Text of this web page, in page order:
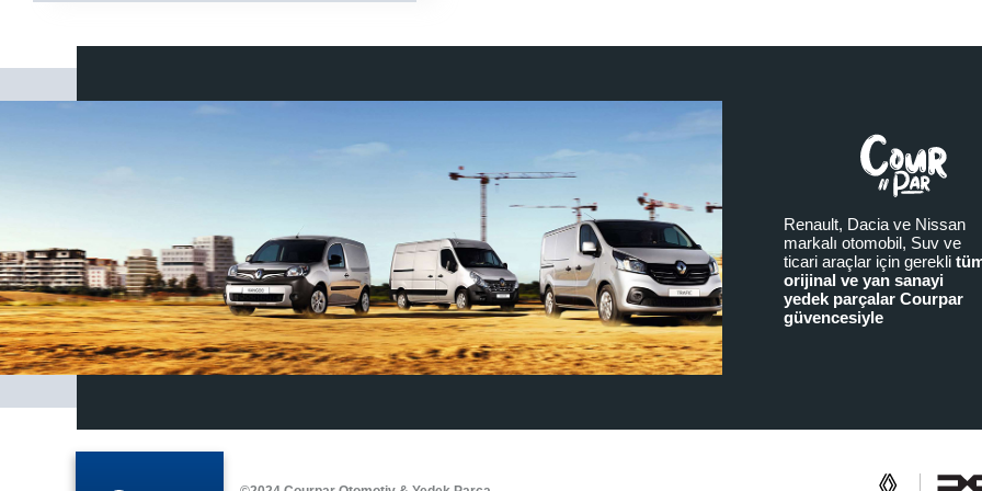
Renault, Dacia ve Nissan
markalı otomobil, Suv ve
ticari araçlar için gerekli
orijinal ve yan sanayi
yedek parçalar Courpar
güvencesiyle